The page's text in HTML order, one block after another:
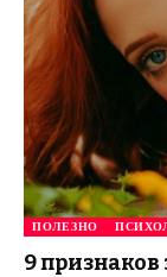
ПОЛЕЗНО
9